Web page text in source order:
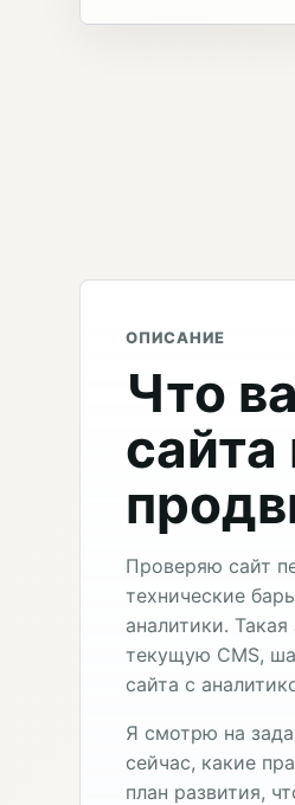
ОПИСАНИЕ
Что
Проверяю сайт
технические
аналитики.
текущую CMS,
сайта с
Я смотрю на
сейчас, какие
план развития,